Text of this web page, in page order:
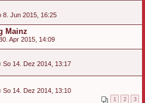
8. Jun 2015, 16:25
Mainz
Apr 2015, 14:09
So 14. Dez 2014, 13:17
So 14. Dez 2014, 13:10
1 2 3